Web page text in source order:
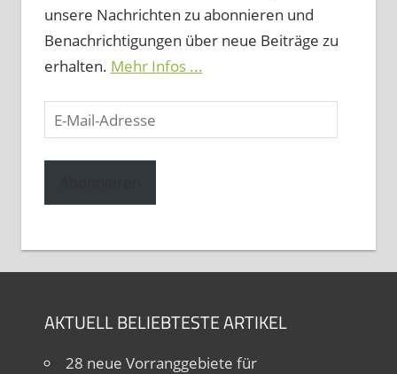
unsere Nachrichten zu abonnieren und
Benachrichtigungen über neue Beiträge zu
erhalten. Mehr Infos ...
E-
Mail-
Adresse
AKTUELL BELIEBTESTE ARTIKEL
28 neue Vorranggebiete für